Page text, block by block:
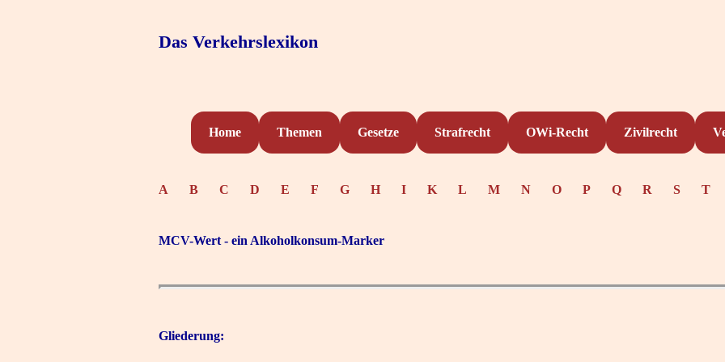
Das Verkehrslexikon
Home Themen Gesetze Strafrecht OWi-Recht Zivilrecht
A B C D E F G H I K L M N O P Q R S T
MCV-Wert - ein Alkoholkonsum-Marker
Gliederung: